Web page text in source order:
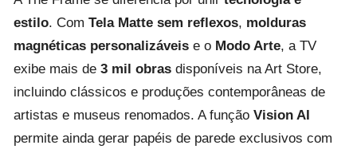
estilo. Com Tela Matte sem reflexos, molduras
magnéticas personalizáveis e o Modo Arte, a TV
exibe mais de 3 mil obras disponíveis na Art Store,
incluindo clássicos e produções contemporâneas de
artistas e museus renomados. A função Vision AI
permite ainda gerar papéis de parede exclusivos com